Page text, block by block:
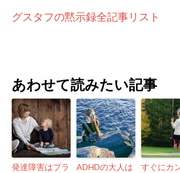
グスタフの黙示録全記事リスト
あわせて読みたい記事
発達障害はプラ
ADHDの大人は
すぐにカ